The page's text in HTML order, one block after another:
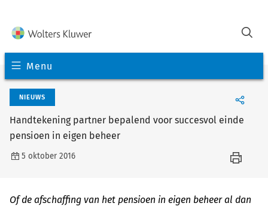
Menu
NIEUWS
Handtekening partner bepalend voor succesvol einde
pensioen in eigen beheer
5 oktober 2016
Of de afschaffing van het pensioen in eigen beheer al dan